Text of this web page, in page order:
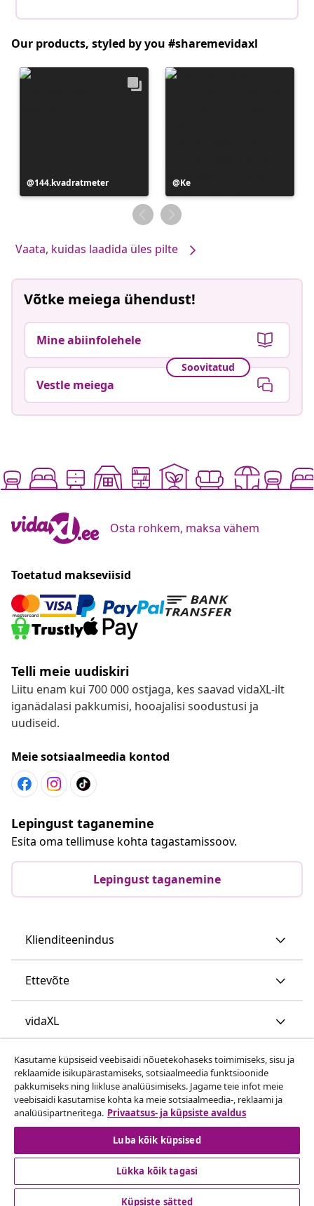
Our products, styled by you #sharemevidaxl
Postitus
avaldatud
144.kvadratmeter
Postitus
avaldatud
Ke
Vaata, kuidas laadida üles pilte
Võtke meiega ühendust!
Mine abiinfolehele
Soovitatud
Vestle meiega
Osta rohkem, maksa vähem
Toetatud makseviisid
Telli meie uudiskiri
Liitu enam kui 700 000 ostjaga, kes saavad vidaXL-ilt
iganädalasi pakkumisi, hooajalisi soodustusi ja
uudiseid.
Meie sotsiaalmeedia kontod
Lepingust taganemine
Esita oma tellimuse kohta tagastamissoov.
Lepingust taganemine
Klienditeenindus
Ettevõte
vidaXL
Vaata rohkem
© 2008-2026 vidaXL www.vidaxl.ee on vidaXL Marketplace
Europe B.V. veebileht
Kasutame küpsiseid veebisaidi nõuetekohaseks toimimiseks, sisu ja
reklaamide isikupärastamiseks, sotsiaalmeedia funktsioonide
pakkumiseks ning liikluse analüüsimiseks. Jagame teie infot meie
veebisaidi kasutamise kohta ka meie sotsiaalmeedia-, reklaami ja
analüüsipartneritega. Privaatsus- ja küpsiste avaldus
Luba kõik küpsised
Lükka kõik tagasi
Küpsiste sätted